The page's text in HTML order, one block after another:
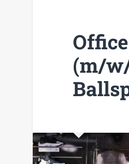
(m/